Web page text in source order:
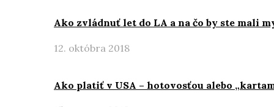
Ako zvládnuť let do LA a na čo by ste mali
12. októbra 2018
Ako platiť v USA – hotovosťou alebo